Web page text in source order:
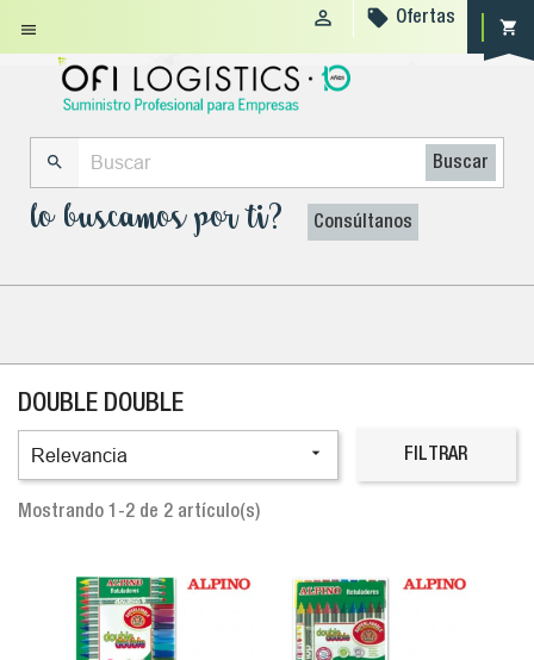
 shopping_cart
  Ofertas
 Buscar
lo buscamos por ti? Consúltanos
DOUBLE DOUBLE
Relevancia  FILTRAR
Mostrando 1-2 de 2 artículo(s)